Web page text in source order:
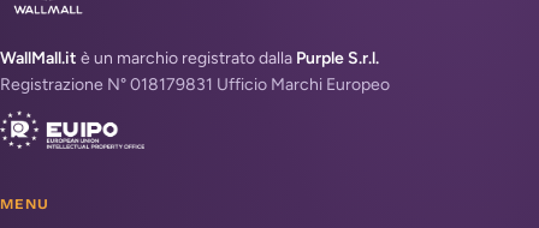
WallMall.it è un marchio registrato dalla Purple S.r.l.
Registrazione N° 018179831 Ufficio Marchi Europeo
MENU